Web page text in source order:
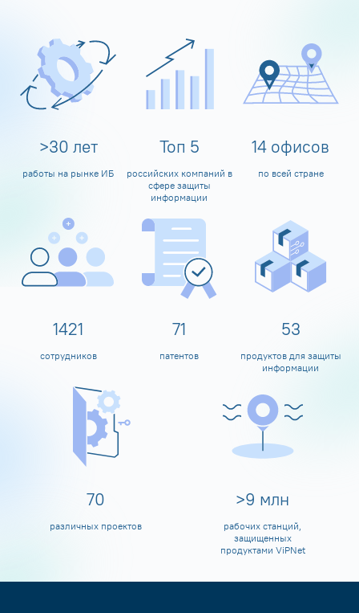
>30 лет
работы на рынке ИБ
Топ 5
российских компаний в
сфере защиты
информации
14 офисов
по всей стране
1595
сотрудников
80
патентов
60
продуктов для защиты
информации
80
различных проектов
>10 млн
рабочих станций,
защищенных
продуктами ViPNet